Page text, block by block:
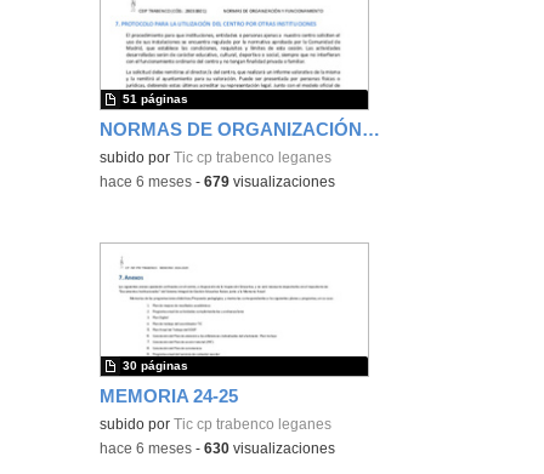
NORMAS DE ORGANIZACIÓN Y FUNCIONAMIENTO
subido porTic cp trabenco leganes
51 páginas
-hace 6 meses -679 visualizaciones
MEMORIA 24-25
subido porTic cp trabenco leganes
30 páginas
-hace 6 meses -630 visualizaciones